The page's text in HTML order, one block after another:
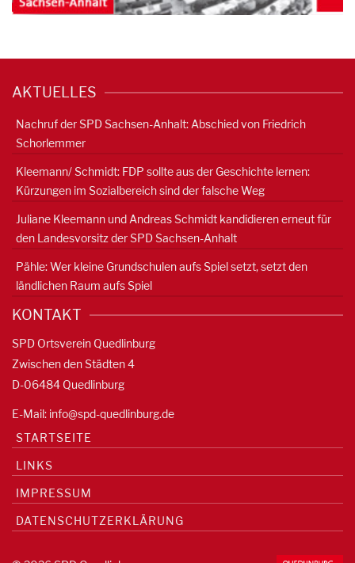
AKTUELLES
Nachruf der SPD Sachsen-Anhalt: Abschied von Friedrich
Schorlemmer
Kleemann/ Schmidt: FDP sollte aus der Geschichte lernen:
Kürzungen im Sozialbereich sind der falsche Weg
Juliane Kleemann und Andreas Schmidt kandidieren erneut für
den Landesvorsitz der SPD Sachsen-Anhalt
Pähle: Wer kleine Grundschulen aufs Spiel setzt, setzt den
ländlichen Raum aufs Spiel
KONTAKT
SPD Ortsverein Quedlinburg
Zwischen den Städten 4
D-06484 Quedlinburg
E-Mail: info@spd-quedlinburg.de
STARTSEITE
LINKS
IMPRESSUM
DATENSCHUTZERKLÄRUNG